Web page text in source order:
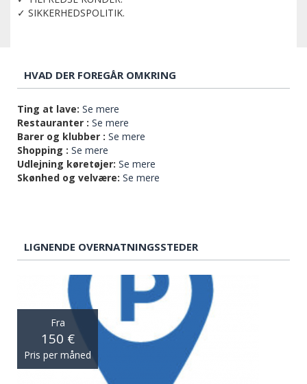
✓ SIKKERHEDSPOLITIK.
HVAD DER FOREGÅR OMKRING
Ting at lave: Se mere
Restauranter : Se mere
Barer og klubber : Se mere
Shopping : Se mere
Udlejning køretøjer: Se mere
Skønhed og velvære: Se mere
LIGNENDE OVERNATNINGSSTEDER
Fra
150 €
Pris per måned